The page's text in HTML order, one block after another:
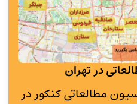
در تهران
پانسیون مطالعاتی کنکور در